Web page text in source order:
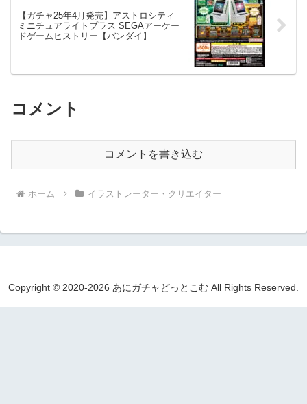
【ガチャ25年4月発売】アストロシティ
ミニチュアライトプラス SEGAアーケー
ドゲームヒストリー【バンダイ】
コメント
コメントを書き込む
ホーム イラストレーター・クリエイター
Copyright © 2020-2026 あにガチャどっとこむ All Rights Reserved.